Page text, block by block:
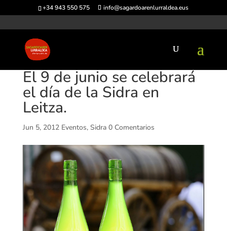
+34 943 550 575 info@sagardoarenlurraldea.eus
El 9 de junio se celebrará
el día de la Sidra en
Leitza.
Jun 5, 2012 Eventos, Sidra 0 Comentarios